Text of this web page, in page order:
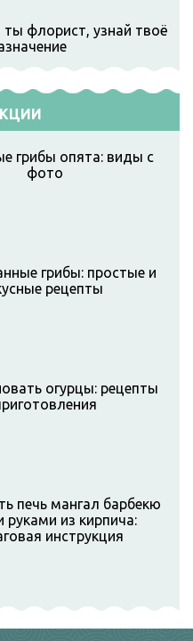
ты флорист, узнай твоё
грибы опята: виды с
фото
грибы: простые и
рецепты
огурцы: рецепты
печь мангал барбекю
руками из кирпича:
инструкция